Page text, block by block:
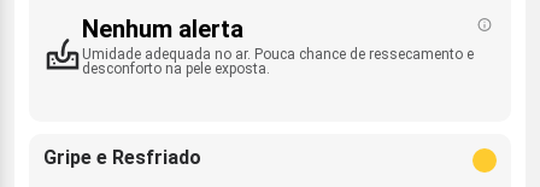
Nenhum alerta
Umidade adequada no ar. Pouca chance de ressecamento e
desconforto na pele exposta.
Gripe e Resfriado